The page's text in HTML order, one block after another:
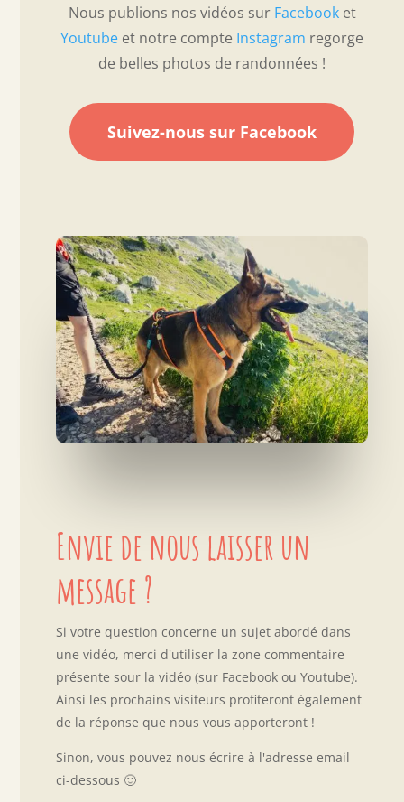
Nous publions nos vidéos sur Facebooket
Youtube et notre compte Instagram regorge
de belles photos de randonnées !
Suivez-nous sur Facebook
Envie de nous laisser un
message ?
Si votre question concerne un sujet abordé dans
une vidéo, merci d'utiliser la zone commentaire
présente sour la vidéo (sur Facebook ou Youtube).
Ainsi les prochains visiteurs profiteront également
de la réponse que nous vous apporteront !
Sinon, vous pouvez nous écrire à l'adresse email
ci-dessous 🙂